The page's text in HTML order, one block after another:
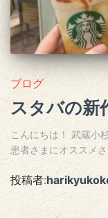
ブログ
スタバの新
こんにちは！ 武蔵小
患者さまにオススメ
投稿者: